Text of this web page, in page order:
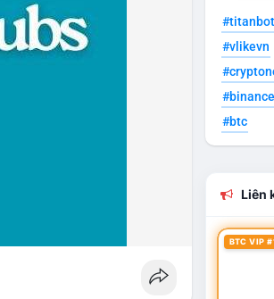
#titanbot
#vlikevn
#btc
Liên
BTC VIP